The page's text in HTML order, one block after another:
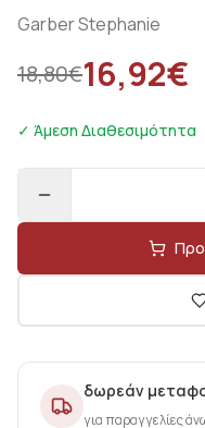
Garber Stephanie
18,80€16,92€
✓ Άμεση Διαθεσιμότητα
δωρεάν
για παραγγελίες